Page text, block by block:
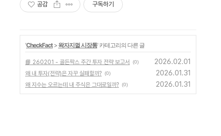
공감 구독하기
'CheckFact>왁자지껄 시장통' 카테고리의 다른 글
📘 260201 - 골든팍스 주간 투자 전략 보고서 (0) 2026.02.01
왜 내 투자(전략)은 자꾸 실패할까? (0) 2026.01.31
왜 지수는 오르는데 내 주식은 그대로일까? (0) 2026.01.31